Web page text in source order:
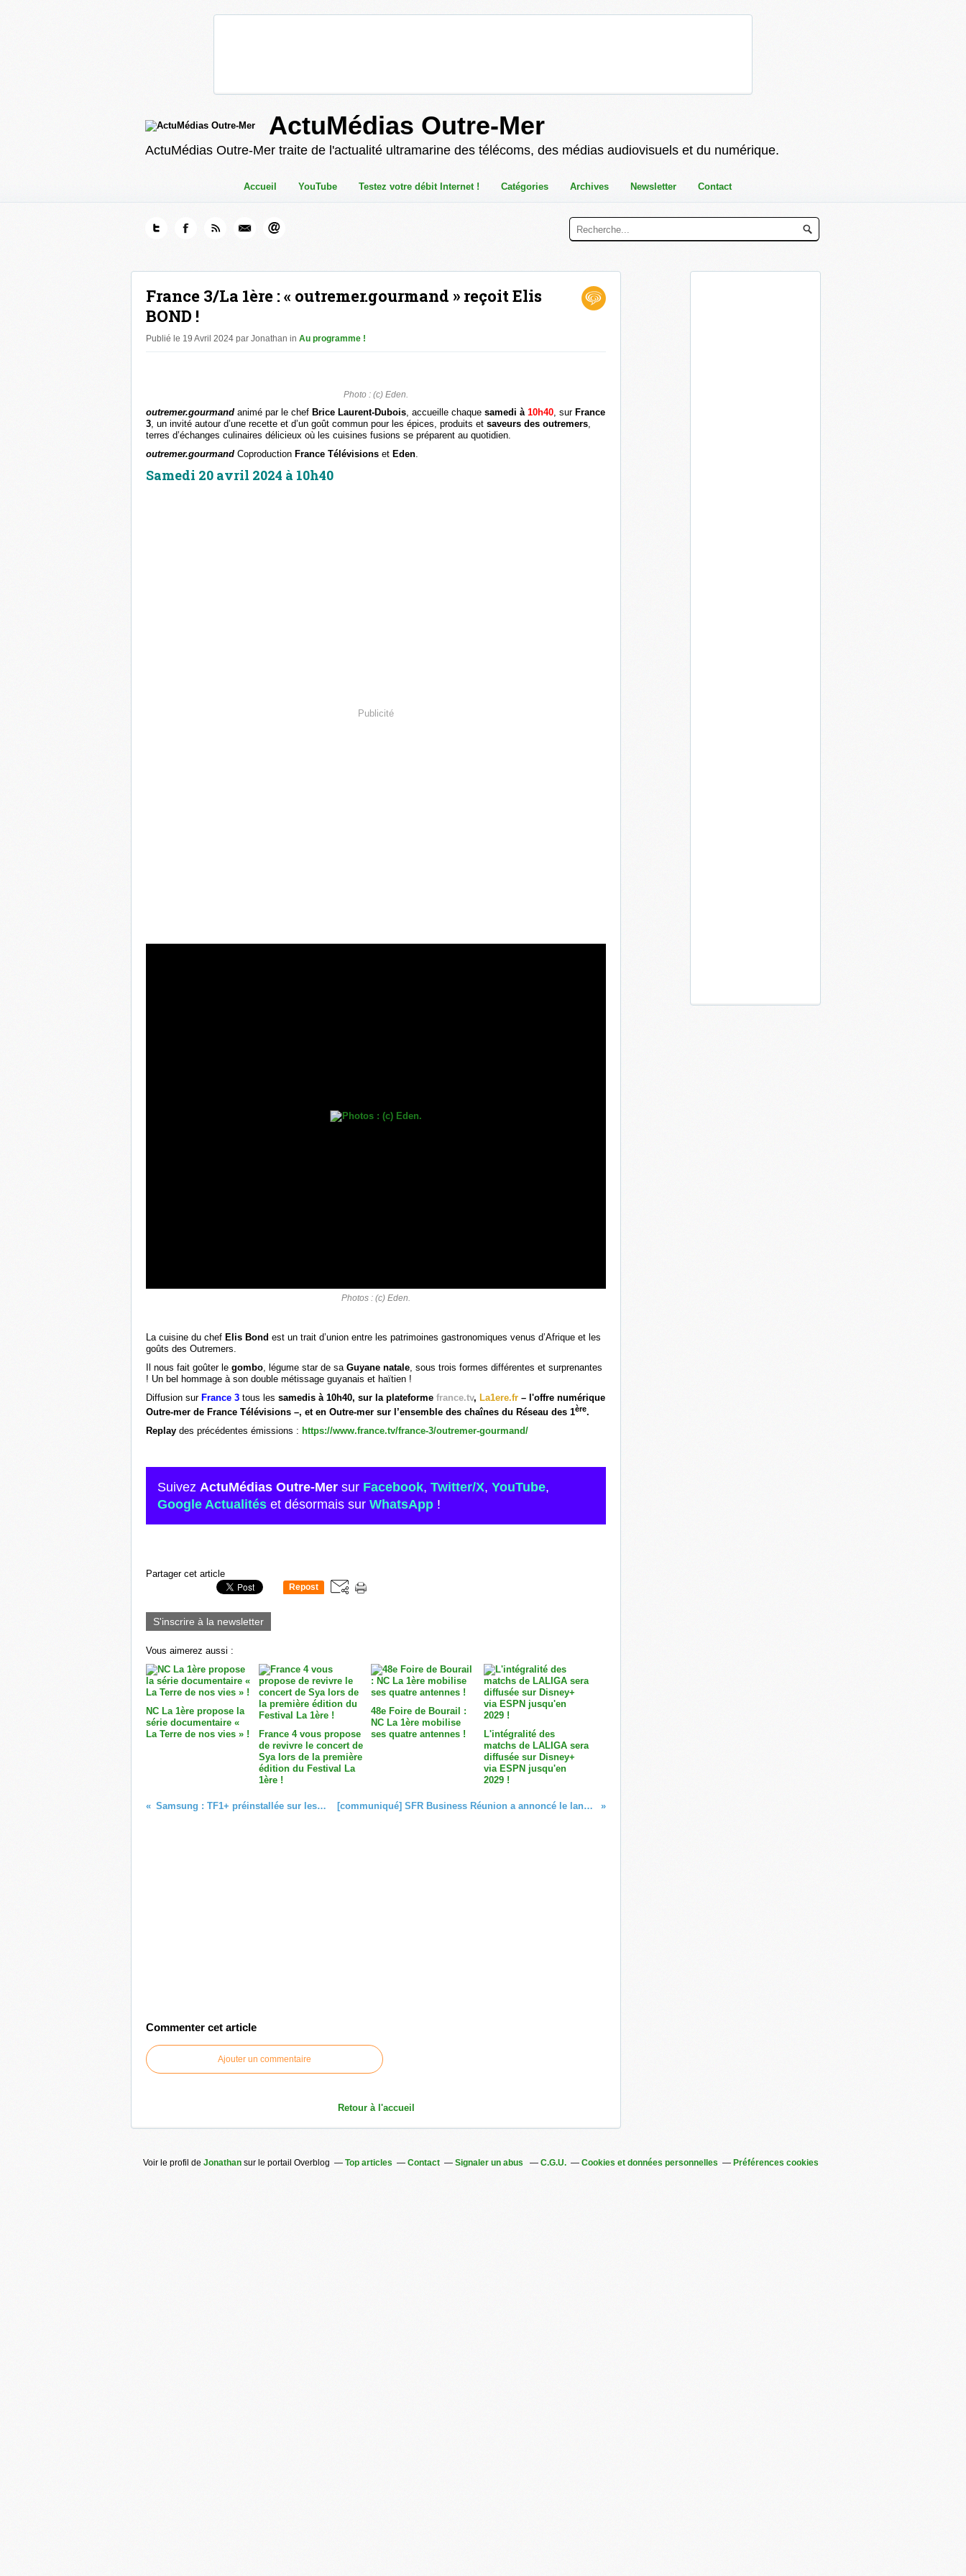
ActuMédias Outre-Mer
ActuMédias Outre-Mer traite de l'actualité ultramarine des télécoms, des médias audiovisuels et du numérique.
Accueil YouTube Testez votre débit Internet ! Catégories Archives Newsletter Contact
France 3/La 1ère : « outremer.gourmand » reçoit Elis
BOND !
Publié le 19 Avril 2024 par Jonathan in Au programme !
Photo : (c) Eden.
outremer.gourmand animé par le chef Brice Laurent-Dubois, accueille chaque samedi à 10h40, sur France
3, un invité autour d’une recette et d’un goût commun pour les épices, produits et saveurs des outremers,
terres d’échanges culinaires délicieux où les cuisines fusions se préparent au quotidien.
outremer.gourmand Coproduction France Télévisions et Eden.
Samedi 20 avril 2024 à 10h40
Publicité
Photos : (c) Eden.
La cuisine du chef Elis Bond est un trait d’union entre les patrimoines gastronomiques venus d’Afrique et les
goûts des Outremers.
Il nous fait goûter le gombo, légume star de sa Guyane natale, sous trois formes différentes et surprenantes
! Un bel hommage à son double métissage guyanais et haïtien !
Diffusion sur France 3 tous les samedis à 10h40, sur la plateforme france.tv, La1ere.fr – l'offre numérique
Outre-mer de France Télévisions –, et en Outre-mer sur l’ensemble des chaînes du Réseau des 1ère.
Replay des précédentes émissions : https://www.france.tv/france-3/outremer-gourmand/
Suivez ActuMédias Outre-Mer sur Facebook, Twitter/X, YouTube,
Google Actualités et désormais sur WhatsApp !
Partager cet article
Repost
S'inscrire à la newsletter
Vous aimerez aussi :
NC La 1ère propose la
série documentaire «
La Terre de nos vies » !
France 4 vous propose
de revivre le concert de
Sya lors de la première
édition du Festival La
1ère !
48e Foire de Bourail :
NC La 1ère mobilise
ses quatre antennes !
L'intégralité des
matchs de LALIGA sera
diffusée sur Disney+
via ESPN jusqu'en
2029 !
Samsung : TF1+ préinstallée sur les nouvelles gammes TV 2024 ! [communiqué] SFR Business Réunion a annoncé le lancement de la 1ère Cyber Academy de l'île !
Commenter cet article
Ajouter un commentaire
Retour à l'accueil
Voir le profil de Jonathan sur le portail Overblog Top articles Contact Signaler un abus C.G.U. Cookies et données personnelles Préférences cookies